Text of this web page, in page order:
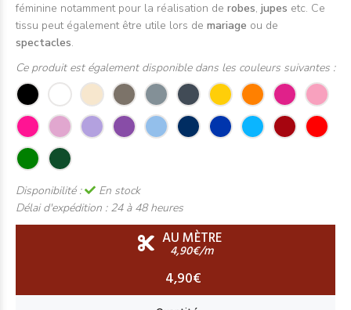
féminine notamment pour la réalisation de robes, jupes etc. Ce
tissu peut également être utile lors de mariage ou de
spectacles.
Ce produit est également disponible dans les couleurs suivantes :
Disponibilité :
En stock
Délai d'expédition : 24 à 48 heures
AU MÈTRE
4,90€/m
4,90€